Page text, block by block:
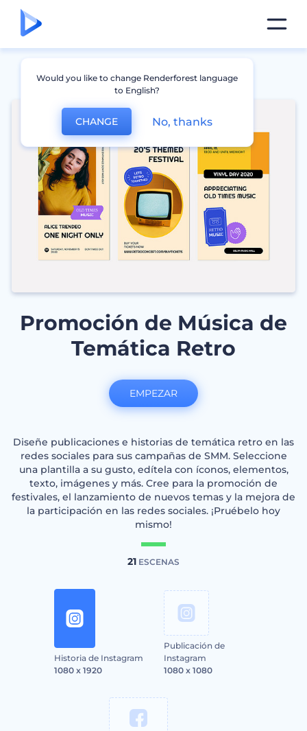
Promoción de Música de
Temática Retro
Diseñe publicaciones e historias de temática retro en las
redes sociales para sus campañas de SMM. Seleccione
una plantilla a su gusto, edítela con íconos, elementos,
texto, imágenes y más. Cree para la promoción de
festivales, el lanzamiento de nuevos temas y la mejora de
la participación en las redes sociales. ¡Pruébelo hoy
mismo!
21 ESCENAS
Historia de Instagram
1080 x 1920
Publicación de
Instagram
1080 x 1080
EMPEZAR
Would you like to change Renderforest language
to English?
CHANGE No, thanks